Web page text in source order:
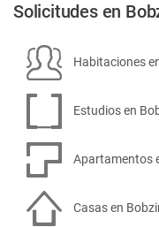
Solicitudes en
Habitaciones
Estudios en
Apartamentos
Casas en